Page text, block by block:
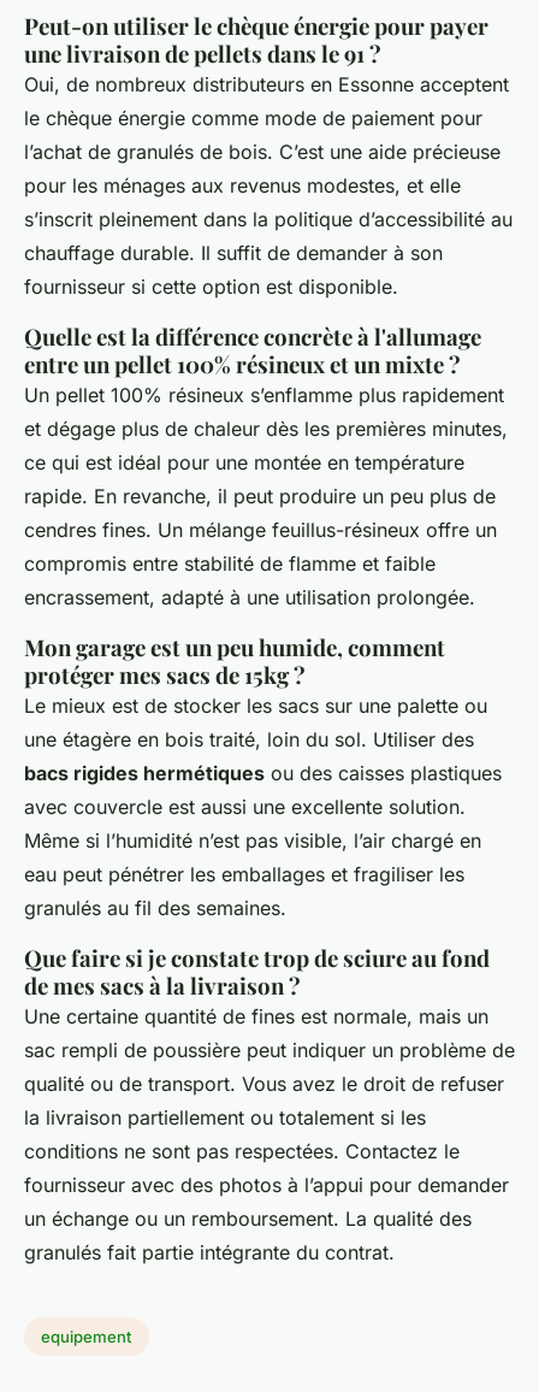
Peut-on utiliser le chèque énergie pour payer
une livraison de pellets dans le 91 ?
Oui, de nombreux distributeurs en Essonne acceptent
le chèque énergie comme mode de paiement pour
l’achat de granulés de bois. C’est une aide précieuse
pour les ménages aux revenus modestes, et elle
s’inscrit pleinement dans la politique d’accessibilité au
chauffage durable. Il suffit de demander à son
fournisseur si cette option est disponible.
Quelle est la différence concrète à l'allumage
entre un pellet 100% résineux et un mixte ?
Un pellet 100% résineux s’enflamme plus rapidement
et dégage plus de chaleur dès les premières minutes,
ce qui est idéal pour une montée en température
rapide. En revanche, il peut produire un peu plus de
cendres fines. Un mélange feuillus-résineux offre un
compromis entre stabilité de flamme et faible
encrassement, adapté à une utilisation prolongée.
Mon garage est un peu humide, comment
protéger mes sacs de 15kg ?
Le mieux est de stocker les sacs sur une palette ou
une étagère en bois traité, loin du sol. Utiliser des
bacs rigides hermétiques ou des caisses plastiques
avec couvercle est aussi une excellente solution.
Même si l’humidité n’est pas visible, l’air chargé en
eau peut pénétrer les emballages et fragiliser les
granulés au fil des semaines.
Que faire si je constate trop de sciure au fond
de mes sacs à la livraison ?
Une certaine quantité de fines est normale, mais un
sac rempli de poussière peut indiquer un problème de
qualité ou de transport. Vous avez le droit de refuser
la livraison partiellement ou totalement si les
conditions ne sont pas respectées. Contactez le
fournisseur avec des photos à l’appui pour demander
un échange ou un remboursement. La qualité des
granulés fait partie intégrante du contrat.
equipement